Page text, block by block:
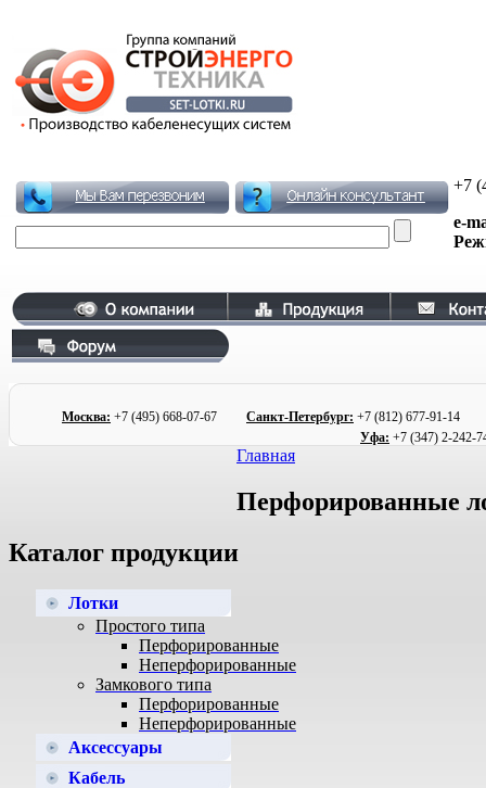
+7
e-
Москва: +7 (495) 668-07-67 Санкт-Петербург: +7 (812) 677-91-
Уфа: +7 (347) 2-242-
Главная
Перфорированные
Каталог продукции
Лотки
Простого типа
Перфорированные
Неперфорированные
Замкового типа
Перфорированные
Неперфорированные
Аксессуары
Кабель